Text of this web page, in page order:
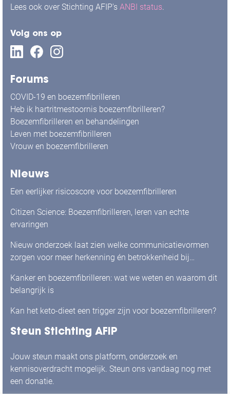
Lees ook over Stichting AFIP's ANBI status.
Volg ons op
Forums
COVID-19 en boezemfibrilleren
Heb ik hartritmestoornis boezemfibrilleren?
Boezemfibrilleren en behandelingen
Leven met boezemfibrilleren
Vrouw en boezemfibrilleren
Nieuws
Een eerlijker risicoscore voor boezemfibrilleren
Citizen Science: Boezemfibrilleren, leren van echte
ervaringen
Nieuw onderzoek laat zien welke communicatievormen
zorgen voor meer herkenning én betrokkenheid bij
Kanker en boezemfibrilleren: wat we weten en waarom dit
belangrijk is
Kan het keto-dieet een trigger zijn voor boezemfibrilleren?
Steun Stichting AFIP
Jouw steun maakt ons platform, onderzoek en
kennisoverdracht mogelijk. Steun ons vandaag nog met
een donatie.